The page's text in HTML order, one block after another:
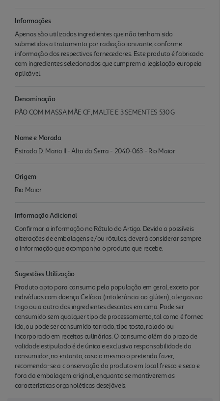
Informações
Apenas são utilizados ingredientes que não tenham sido
submetidos a tratamento por radiação ionizante, conforme
informação dos respectivos fornecedores. Este produto é fabricado
com ingredientes selecionados que cumprem a legislação europeia
aplicável.
Denominação
PÃO COM MASSA MÃE CF, MALTE E 3 SEMENTES 530 G
Nome e Morada
Estrada D. Maria II - Alto da Serra - 2040-063 - Rio Maior
Origem
Rio Maior
Informação Adicional
Confirmar a informação no Rótulo do Artigo. Devido a possíveis
alterações de embalagens e/ou rótulos, deverá considerar sempre
a informação que acompanha o produto que recebe.
Sugestões Utilização
Produto apto para consumo pela população em geral, exceto por
indivíduos com doença Celíaca (intolerância ao glúten), alergias ao
trigo ou a outro dos ingredientes descritos em cima. Pode ser
consumido sem qualquer tipo de processamento, tal como é fornec
ido, ou pode ser consumido torrado, tipo tosta, ralado ou
incorporado em receitas culinárias. O consumo além do prazo de
validade estipulado é de única e exclusiva responsabilidade do
consumidor, no entanto, caso o mesmo o pretenda fazer,
recomenda-se a c onservação do produto em local fresco e seco e
fora da embalagem original, enquanto se mantiverem as
características organoléticas desejáveis.